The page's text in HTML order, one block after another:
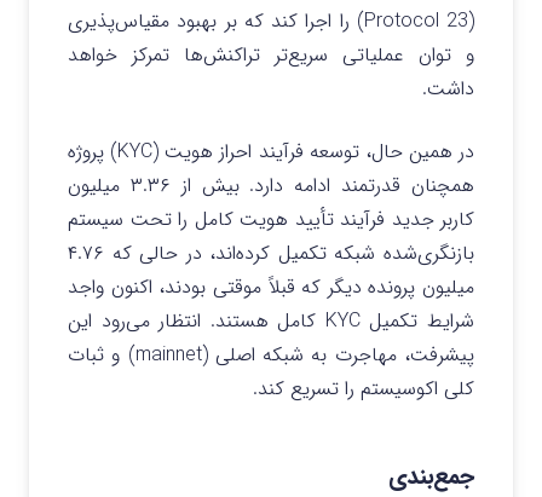
(Protocol 23) را اجرا کند که بر بهبود مقیاس‌پذیری
و توان عملیاتی سریع‌تر تراکنش‌ها تمرکز خواهد
داشت.
در همین حال، توسعه فرآیند احراز هویت (KYC) پروژه
همچنان قدرتمند ادامه دارد. بیش از ۳.۳۶ میلیون
کاربر جدید فرآیند تأیید هویت کامل را تحت سیستم
بازنگری‌شده شبکه تکمیل کرده‌اند، در حالی که ۴.۷۶
میلیون پرونده دیگر که قبلاً موقتی بودند، اکنون واجد
شرایط تکمیل KYC کامل هستند. انتظار می‌رود این
پیشرفت، مهاجرت به شبکه اصلی (mainnet) و ثبات
کلی اکوسیستم را تسریع کند.
جمع‌بندی